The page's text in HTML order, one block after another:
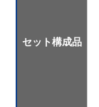
セット構成品